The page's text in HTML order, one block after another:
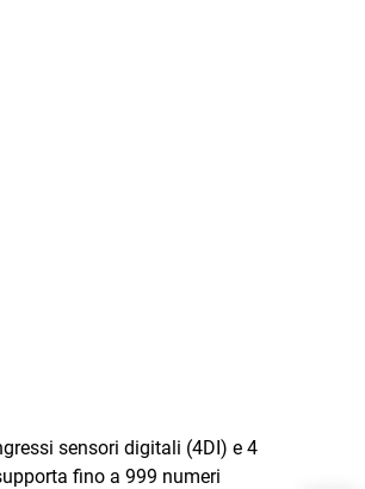
sensori digitali (4DI) e 4
fino a 999 numeri